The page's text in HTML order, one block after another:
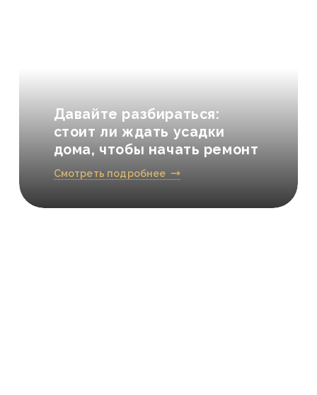
Давайте разбираться:
стоит ли ждать усадки
дома, чтобы начать ремонт
Смотреть подробнее